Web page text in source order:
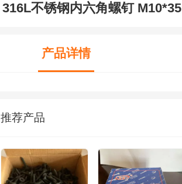
316L不锈钢内六角螺钉 M10*35
产品详情
推荐产品